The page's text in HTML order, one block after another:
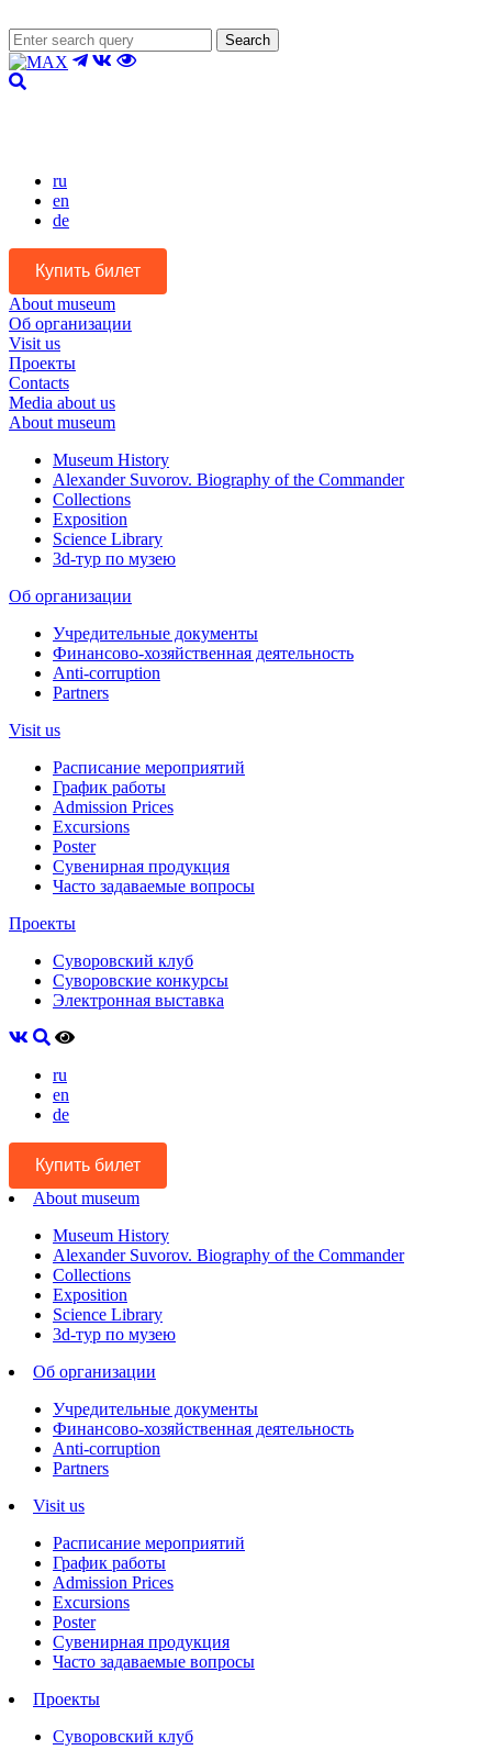
Search
ru
en
de
Купить билет
About museum
Об организации
Visit us
Проекты
Contacts
Media about us
About museum
Museum History
Alexander Suvorov. Biography of the Commander
Collections
Exposition
Science Library
3d-тур по музею
Об организации
Учредительные документы
Финансово-хозяйственная деятельность
Anti-corruption
Partners
Visit us
Расписание мероприятий
График работы
Admission Prices
Excursions
Poster
Сувенирная продукция
Часто задаваемые вопросы
Проекты
Суворовский клуб
Суворовские конкурсы
Электронная выставка
ru
en
de
Купить билет
About museum
Museum History
Alexander Suvorov. Biography of the Commander
Collections
Exposition
Science Library
3d-тур по музею
Об организации
Учредительные документы
Финансово-хозяйственная деятельность
Anti-corruption
Partners
Visit us
Расписание мероприятий
График работы
Admission Prices
Excursions
Poster
Сувенирная продукция
Часто задаваемые вопросы
Проекты
Суворовский клуб